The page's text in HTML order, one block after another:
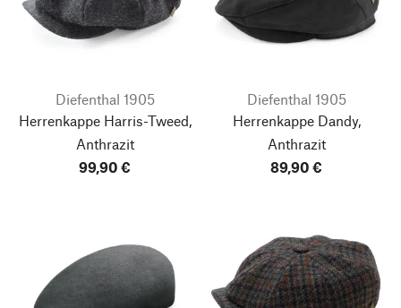
Diefenthal 1905
Herrenkappe Harris-Tweed,
Anthrazit
99,90 €
Diefenthal 1905
Herrenkappe Dandy,
Anthrazit
89,90 €